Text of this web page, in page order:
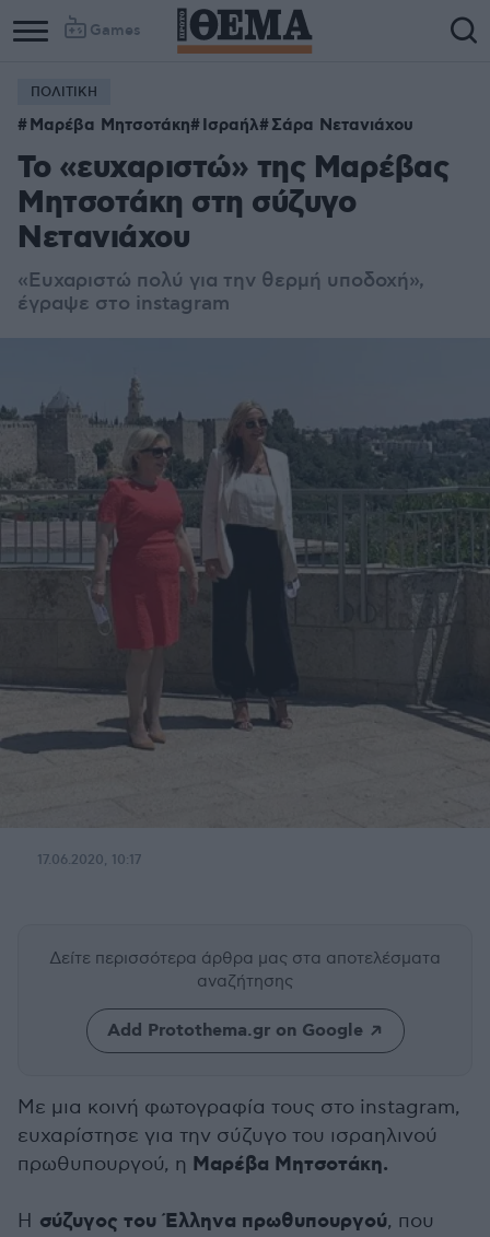
Games
ΠΟΛΙΤΙΚΗ
Μαρέβα Μητσοτάκη Ισραήλ Σάρα Νετανιάχου
Το «ευχαριστώ» της Μαρέβας
Μητσοτάκη στη σύζυγο
Νετανιάχου
«Ευχαριστώ πολύ για την θερμή υποδοχή»,
έγραψε στο instagram
17.06.2020, 10:17
Δείτε περισσότερα άρθρα μας στα αποτελέσματα
αναζήτησης
Add Protothema.gr on Google
Με μια κοινή φωτογραφία τους στο instagram,
ευχαρίστησε για την σύζυγο του ισραηλινού
πρωθυπουργού, η Μαρέβα Μητσοτάκη.
Η σύζυγος του Έλληνα πρωθυπουργού, που